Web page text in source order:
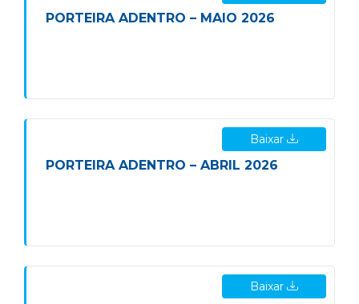
PORTEIRA ADENTRO – MAIO 2026
Baixar
PORTEIRA ADENTRO – ABRIL 2026
Baixar